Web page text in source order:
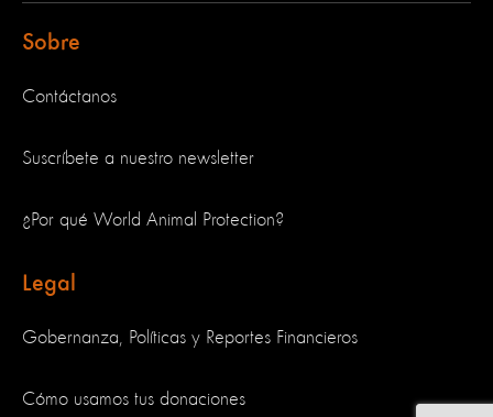
Sobre
Contáctanos
Suscríbete a nuestro newsletter
¿Por qué World Animal Protection?
Legal
Gobernanza, Políticas y Reportes Financieros
Cómo usamos tus donaciones